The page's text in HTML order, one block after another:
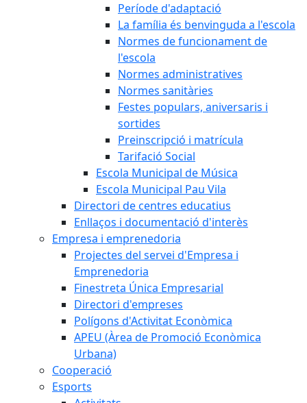
Període d'adaptació
La família és benvinguda a l'escola
Normes de funcionament de
l'escola
Normes administratives
Normes sanitàries
Festes populars, aniversaris i
sortides
Preinscripció i matrícula
Tarifació Social
Escola Municipal de Música
Escola Municipal Pau Vila
Directori de centres educatius
Enllaços i documentació d'interès
Empresa i emprenedoria
Projectes del servei d'Empresa i
Emprenedoria
Finestreta Única Empresarial
Directori d'empreses
Polígons d'Activitat Econòmica
APEU (Àrea de Promoció Econòmica
Urbana)
Cooperació
Esports